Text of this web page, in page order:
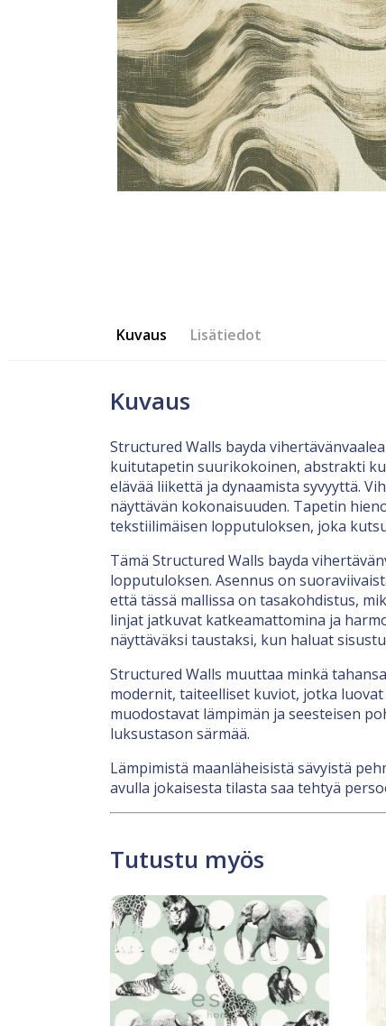
Kuvaus Lisätiedot
Kuvaus
Structured Walls bayda
kuitutapetin suurikokoinen, abstrakti
elävää liikettä ja dynaamista syvyyttä.
näyttävän kokonaisuuden. Tapetin
tekstiilimäisen lopputuloksen, joka
Tämä Structured Walls bayda
lopputuloksen. Asennus on
että tässä mallissa on tasakohdistus,
linjat jatkuvat katkeamattomina ja
näyttäväksi taustaksi, kun haluat
Structured Walls muuttaa minkä
modernit, taiteelliset kuviot, jotka
muodostavat lämpimän ja seesteisen
luksustason särmää.
Lämpimistä maanläheisistä sävyistä
avulla jokaisesta tilasta saa tehtyä
Tutustu myös